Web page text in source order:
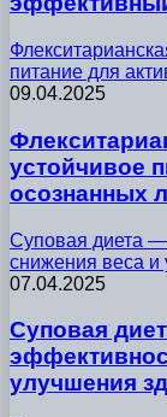
питание для
09.04.2025
устойчивое
осознанных
Суповая диета
снижения веса и
07.04.2025
Суповая
улучшения